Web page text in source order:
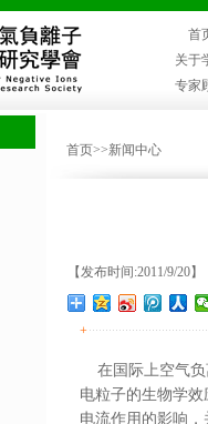
首
关于
专家
首页>>新闻中心
【发布时间:2011/9/20
+
在国际上空气负
电粒子的生物学
电流作用的影响